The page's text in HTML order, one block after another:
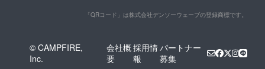
「QRコード」は株式会社デンソーウェーブの登録商標です。
© CAMPFIRE,
Inc.
会社概
要
採用情
報
パートナー
募集